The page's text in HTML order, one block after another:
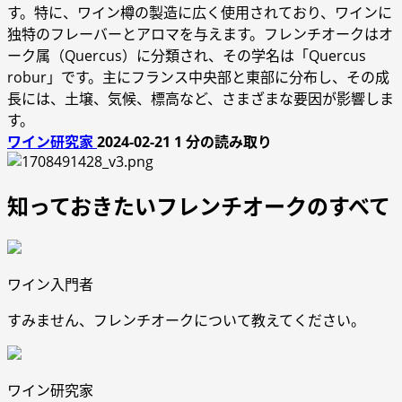
す。特に、ワイン樽の製造に広く使用されており、ワインに
独特のフレーバーとアロマを与えます。フレンチオークはオ
ーク属（Quercus）に分類され、その学名は「Quercus
robur」です。主にフランス中央部と東部に分布し、その成
長には、土壌、気候、標高など、さまざまな要因が影響しま
す。
ワイン研究家2024-02-21 1 分の読み取り
知っておきたいフレンチオークのすべて
ワイン入門者
すみません、フレンチオークについて教えてください。
ワイン研究家